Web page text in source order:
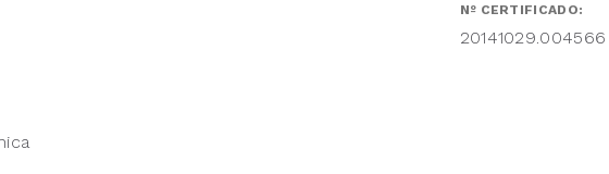
Nº CERTIFICADO:
20141029.004566